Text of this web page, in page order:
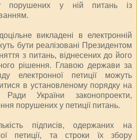
порушених у ній питань із
викладені в електронній
бути реалізовані Президентом
з питань, віднесених до його
рішення. Главою держави за
електронної петиції можуть
в установленому порядку на
Ради України законопроекти,
порушених у петиції питань.
підписів, одержаних на
петиції, та строки їх збору